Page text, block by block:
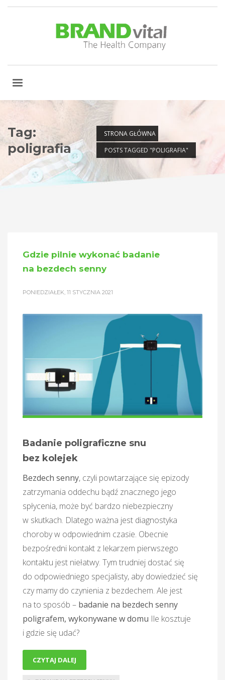
STRONA GŁÓWNA
POSTS TAGGED "POLIGRAFIA"
Tag:
poligrafia
Gdzie pilnie wykonać badanie
na bezdech senny
PONIEDZIAŁEK, 11 STYCZNIA 2021
Badanie poligraficzne snu
bez kolejek
Bezdech senny, czyli powtarzające się epizody
zatrzymania oddechu bądź znacznego jego
spłycenia, może być bardzo niebezpieczny
w skutkach. Dlatego ważna jest diagnostyka
choroby w odpowiednim czasie. Obecnie
bezpośredni kontakt z lekarzem pierwszego
kontaktu jest niełatwy. Tym trudniej dostać się
do odpowiedniego specjalisty, aby dowiedzieć się
czy mamy do czynienia z bezdechem. Ale jest
na to sposób – badanie na bezdech senny
poligrafem, wykonywane w domu Ile kosztuje
i gdzie się udać?
CZYTAJ DALEJ